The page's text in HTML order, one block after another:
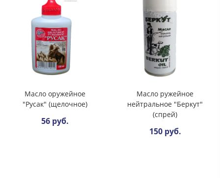
Масло оружейное
"Русак" (щелочное)
56 руб.
Масло ружейное
нейтральное "Беркут"
(спрей)
150 руб.